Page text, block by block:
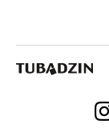
beige
und